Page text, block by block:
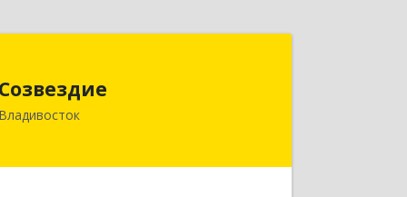
Созвездие
Владивосток
Владивосток г, Тухачевского ул, дом